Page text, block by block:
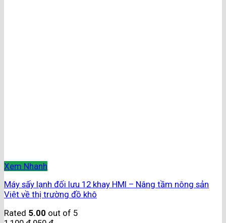
Xem Nhanh
Máy sấy lạnh đối lưu 12 khay HMI – Nâng tầm nông sản
Việt về thị trường đồ khô
Rated 5.00 out of 5